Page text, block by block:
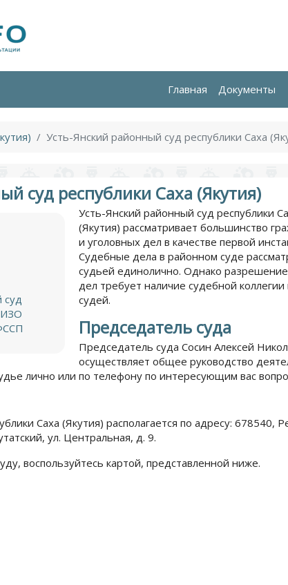
Главная Документы
Усть-Янский районный суд республики Саха
суд республики Саха (Якутия)
суд
Усть-Янский районный суд республики
(Якутия) рассматривает большинство
и уголовных дел в качестве первой
Судебные дела в районном суде
судьей единолично. Однако
дел требует наличие судебной коллегии
судей.
Председатель суда
Председатель суда Сосин Алексей
осуществляет общее руководство
лично или по телефону по интересующим вас
Саха (Якутия) располагается по адресу: 678540,
ул. Центральная, д. 9.
воспользуйтесь картой, представленной ниже.